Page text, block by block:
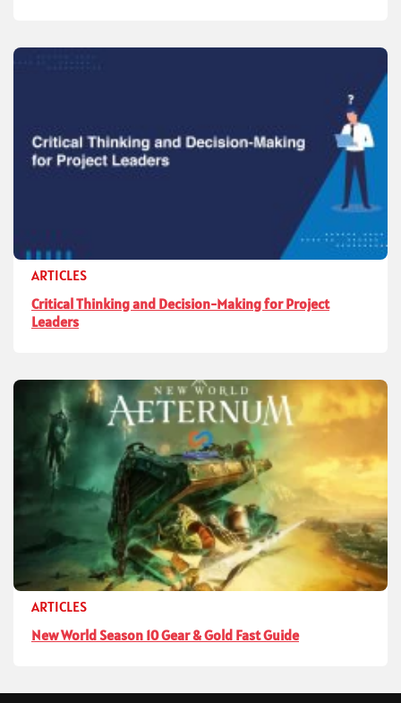
ARTICLES
Critical Thinking and Decision-Making for Project
Leaders
ARTICLES
New World Season 10 Gear & Gold Fast Guide